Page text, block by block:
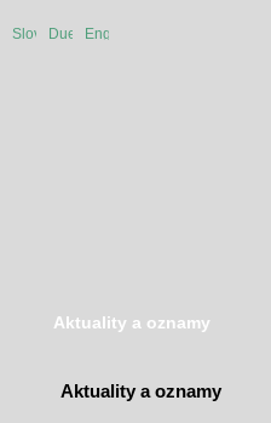
SlovenskáDuetsche
English
Aktuality a oznamy
Aktuality a oznamy